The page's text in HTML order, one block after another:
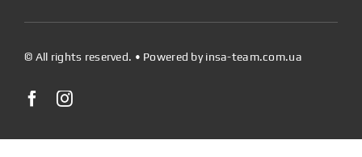
© All rights reserved. • Powered byinsa-team.com.ua